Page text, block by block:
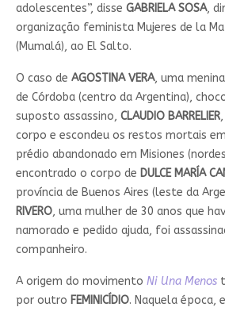
adolescentes”, disse GABRIELA SOSA,
organização feminista Mujeres de la
(Mumalá), ao El Salto.
O caso de AGOSTINA VERA, uma
de Córdoba (centro da Argentina),
suposto assassino, CLAUDIO BARRELIER
corpo e escondeu os restos mortais
prédio abandonado em Misiones
encontrado o corpo de DULCE MARÍA
província de Buenos Aires (leste da
RIVERO, uma mulher de 30 anos que
namorado e pedido ajuda, foi
companheiro.
A origem do movimento Ni Una Menos
por outro FEMINICÍDIO. Naquela época,